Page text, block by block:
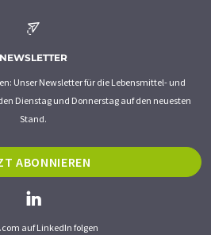
NEWSLETTER
Unser Newsletter für die Lebensmittel- und
Dienstag und Donnerstag auf den neuesten
Stand.
ABONNIEREN
auf LinkedIn folgen